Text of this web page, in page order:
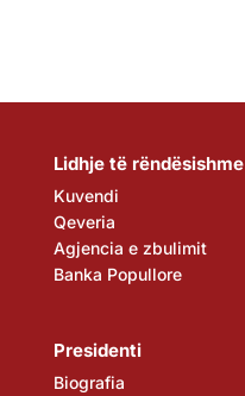
Lidhje të rëndësishme
Kuvendi
Qeveria
Agjencia e zbulimit
Banka Popullore
Presidenti
Biografia